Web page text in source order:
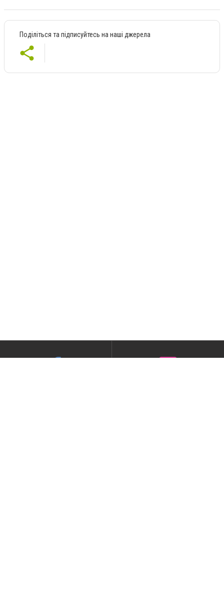
Поділіться та підписуйтесь на наші джерела